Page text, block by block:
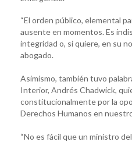
“El orden público, elemental
ausente en momentos. Es
integridad o, si quiere, en su
abogado.
Asimismo, también tuvo
Interior, Andrés Chadwick,
constitucionalmente por la
Derechos Humanos en
“No es fácil que un ministro